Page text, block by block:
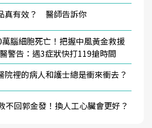
真有效？ 醫師告訴你
腦細胞死亡！把握中風黃金救援
警告：遇3症狀快打119搶時間
院裡的病人和護士總是衝來衝去？
不回郭金發！換人工心臟會更好？